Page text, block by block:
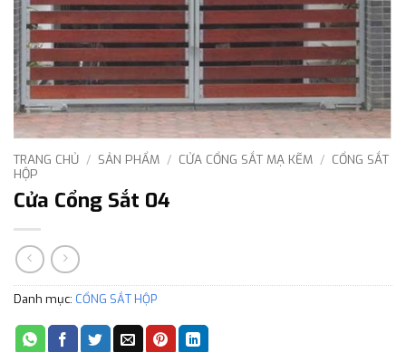
TRANG CHỦ / SẢN PHẨM / CỬA CỔNG SẮT MẠ KẼM / CỔNG SẮT
HỘP
Cửa Cổng Sắt 04
Danh mục: CỔNG SẮT HỘP